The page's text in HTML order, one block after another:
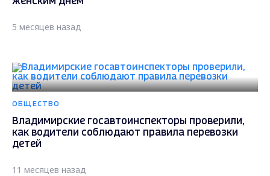
5 месяцев назад
ОБЩЕСТВО
Владимирские госавтоинспекторы проверили,
как водители соблюдают правила перевозки
детей
11 месяцев назад